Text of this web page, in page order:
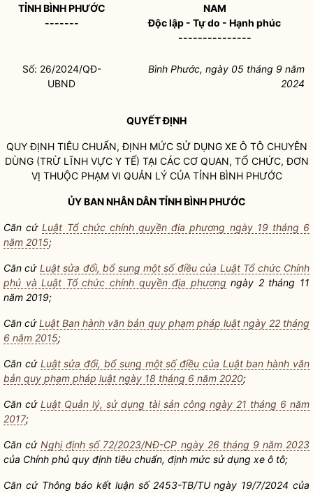
TỈNH BÌNH PHƯỚC
-------
NAM
Độc lập - Tự do - Hạnh phúc
---------------
Số: 26/2024/QĐ-
UBND
Bình Phước, ngày 05 tháng 9 năm
2024
QUYẾT ĐỊNH
QUY ĐỊNH TIÊU CHUẨN, ĐỊNH MỨC SỬ DỤNG XE Ô TÔ CHUYÊN
DÙNG (TRỪ LĨNH VỰC Y TẾ) TẠI CÁC CƠ QUAN, TỔ CHỨC, ĐƠN
VỊ THUỘC PHẠM VI QUẢN LÝ CỦA TỈNH BÌNH PHƯỚC
ỦY BANNHÂN DÂNTỈNH BÌNH PHƯỚC
Căn cứLuật Tổ chức chính quyền địa phương ngày 19 tháng 6
năm 2015;
Căn cứ Luật sửa đổi, bổ sung một số điều của Luật Tổ chức Chính
phủ và Luật Tổ chức chính quyền địa phương ngày 2 tháng 11
năm 2019;
Căn cứLuật Ban hành văn bản quy phạm pháp luật ngày 22 tháng
6 năm 2015;
Căn cứ Luật sửa đổi, bổ sung một số điều của Luật ban hành văn
bản quy phạm pháp luật ngày 18 tháng 6 năm 2020;
Căn cứLuật Quản lý, sử dụng tài sản công ngày 21 tháng 6 năm
2017;
Căn cứNghị định số 72/2023/NĐ-CP ngày 26 tháng 9 năm 2023
của Chính phủ quy định tiêu chuẩn, định mức sử dụng xe ô tô;
Căn cứ Thông báo kết luận số 2453-TB/TU ngày 19/7/2024 của